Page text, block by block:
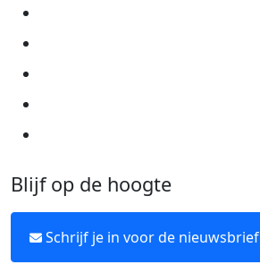
Blijf op de hoogte
Schrijf je in voor de nieuwsbrief